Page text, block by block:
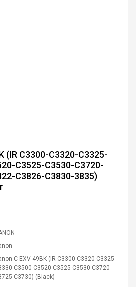
(IR C3300-C3320-C3325-
C3525-C3530-C3720-
C3826-C3830-3835)
C-EXV 49BK (IR C3300-C3320-C3325-
C3500-C3520-C3525-C3530-C3720-
C3730) (Black)